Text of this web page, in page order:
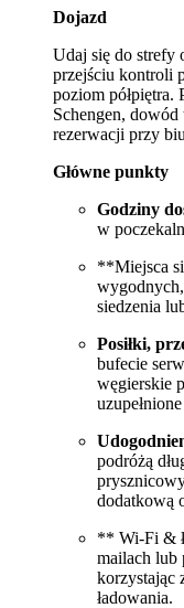
Dojazd
Udaj się do strefy
przejściu kontroli
poziom półpiętra.
Schengen,
rezerwacji przy
Główne punkty
Godziny
w
**Miejsca
siedzenia
Posiłki,
bufecie
węgierskie
podróżą
dodatkową
** Wi-Fi &
mailach lub
korzystając
ładowania.